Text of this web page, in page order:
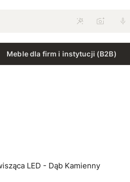
Meble dla firm i instytucji (B2B)